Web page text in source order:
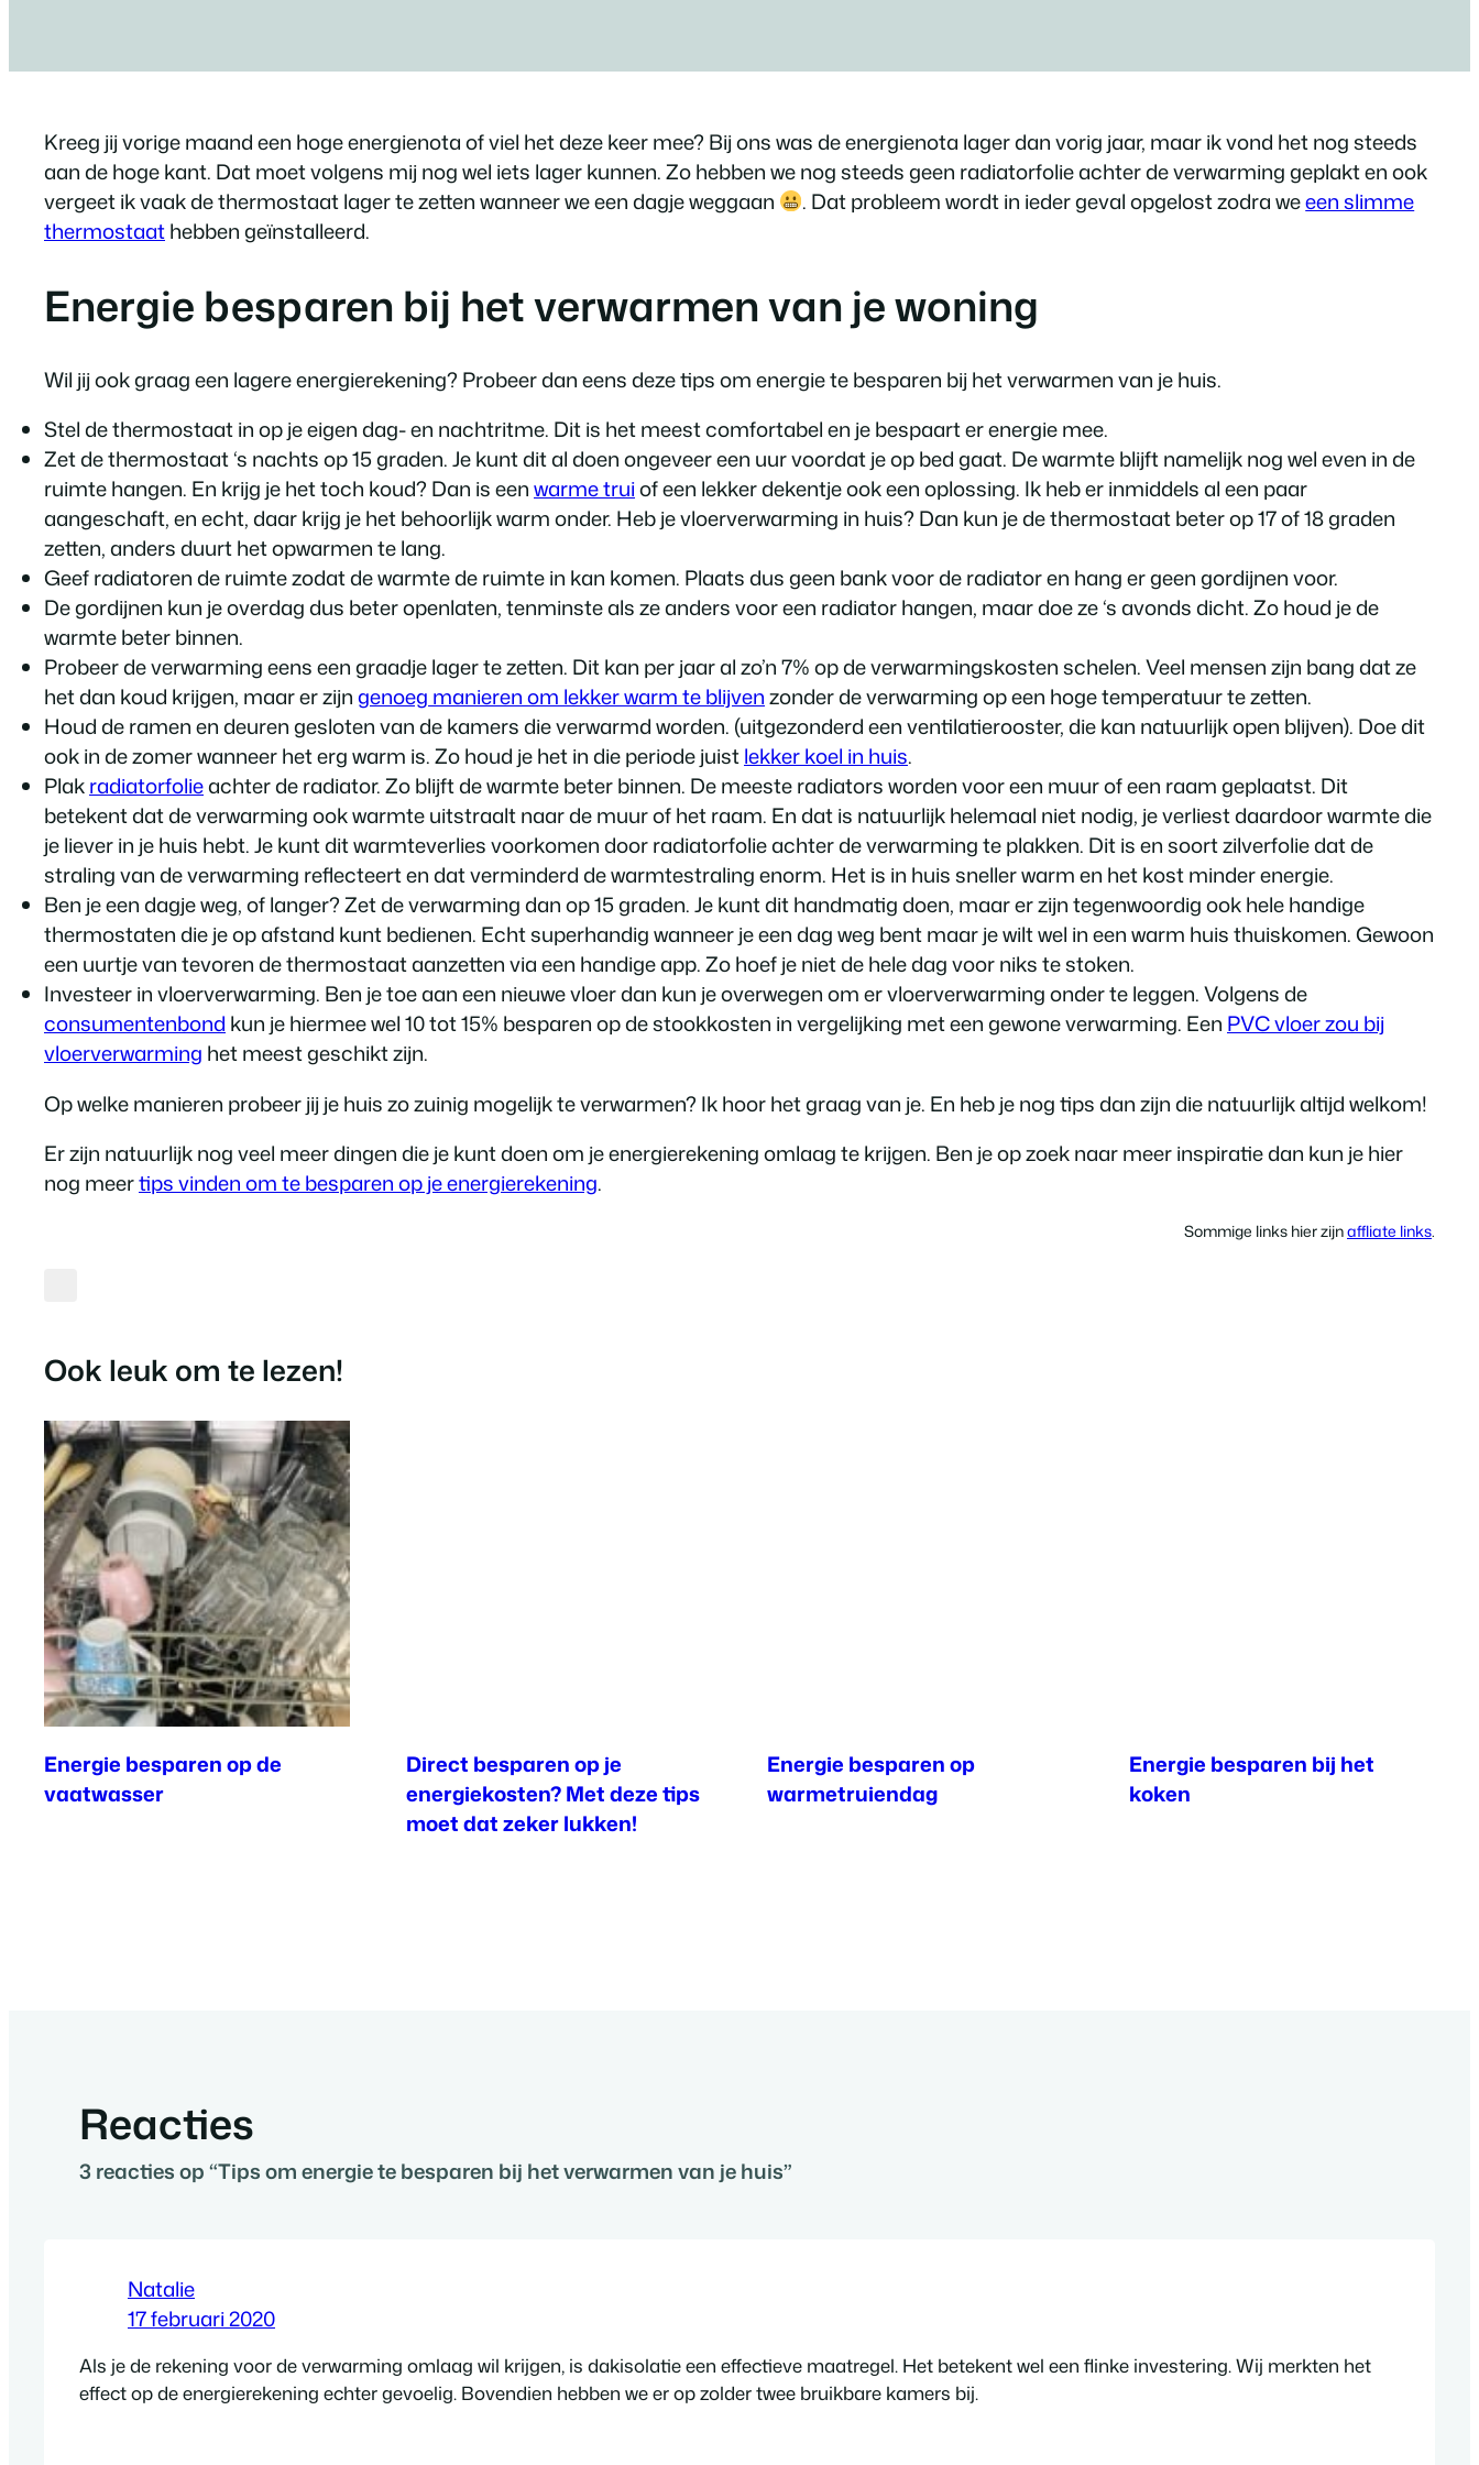
Kreeg jij vorige maand een hoge energienota of viel het deze keer mee? Bij ons was de energienota lager dan vorig jaar, maar ik vond het nog steeds
aan de hoge kant. Dat moet volgens mij nog wel iets lager kunnen. Zo hebben we nog steeds geen radiatorfolie achter de verwarming geplakt en ook
vergeet ik vaak de thermostaat lager te zetten wanneer we een dagje weggaan
. Dat probleem wordt in ieder geval opgelost zodra weeen slimme
thermostaathebben geïnstalleerd.
Energie besparen bij het verwarmen van je woning
Wil jij ook graag een lagere energierekening? Probeer dan eens deze tips om energie te besparen bij het verwarmen van je huis.
Stel de thermostaat in op je eigen dag- en nachtritme. Dit is het meest comfortabel en je bespaart er energie mee.
Zet de thermostaat ‘s nachts op 15 graden. Je kunt dit al doen ongeveer een uur voordat je op bed gaat. De warmte blijft namelijk nog wel even in de
ruimte hangen. En krijg je het toch koud? Dan is eenwarme truiof een lekker dekentje ook een oplossing. Ik heb er inmiddels al een paar
aangeschaft, en echt, daar krijg je het behoorlijk warm onder. Heb je vloerverwarming in huis? Dan kun je de thermostaat beter op 17 of 18 graden
zetten, anders duurt het opwarmen te lang.
Geef radiatoren de ruimte zodat de warmte de ruimte in kan komen. Plaats dus geen bank voor de radiator en hang er geen gordijnen voor.
De gordijnen kun je overdag dus beter openlaten, tenminste als ze anders voor een radiator hangen, maar doe ze ‘s avonds dicht. Zo houd je de
warmte beter binnen.
Probeer de verwarming eens een graadje lager te zetten. Dit kan per jaar al zo’n 7% op de verwarmingskosten schelen. Veel mensen zijn bang dat ze
het dan koud krijgen, maar er zijngenoeg manieren om lekker warm te blijvenzonder de verwarming op een hoge temperatuur te zetten.
Houd de ramen en deuren gesloten van de kamers die verwarmd worden. (uitgezonderd een ventilatierooster, die kan natuurlijk open blijven). Doe dit
ook in de zomer wanneer het erg warm is. Zo houd je het in die periode juistlekker koel in huis.
Plakradiatorfolieachter de radiator. Zo blijft de warmte beter binnen. De meeste radiators worden voor een muur of een raam geplaatst. Dit
betekent dat de verwarming ook warmte uitstraalt naar de muur of het raam. En dat is natuurlijk helemaal niet nodig, je verliest daardoor warmte die
je liever in je huis hebt. Je kunt dit warmteverlies voorkomen door radiatorfolie achter de verwarming te plakken. Dit is en soort zilverfolie dat de
straling van de verwarming reflecteert en dat verminderd de warmtestraling enorm. Het is in huis sneller warm en het kost minder energie.
Ben je een dagje weg, of langer? Zet de verwarming dan op 15 graden. Je kunt dit handmatig doen, maar er zijn tegenwoordig ook hele handige
thermostaten die je op afstand kunt bedienen. Echt superhandig wanneer je een dag weg bent maar je wilt wel in een warm huis thuiskomen. Gewoon
een uurtje van tevoren de thermostaat aanzetten via een handige app. Zo hoef je niet de hele dag voor niks te stoken.
Investeer in vloerverwarming. Ben je toe aan een nieuwe vloer dan kun je overwegen om er vloerverwarming onder te leggen. Volgens de
consumentenbond kun je hiermee wel 10 tot 15% besparen op de stookkosten in vergelijking met een gewone verwarming. Een PVC vloer zou bij
vloerverwarming het meest geschikt zijn.
Op welke manieren probeer jij je huis zo zuinig mogelijk te verwarmen? Ik hoor het graag van je. En heb je nog tips dan zijn die natuurlijk altijd welkom!
Er zijn natuurlijk nog veel meer dingen die je kunt doen om je energierekening omlaag te krijgen. Ben je op zoek naar meer inspiratie dan kun je hier
nog meertips vinden om te besparen op je energierekening.
Sommige links hier zijnaffliate links.
Ook leuk om te lezen!
Energie besparen op de
vaatwasser
Direct besparen op je
energiekosten? Met deze tips
moet dat zeker lukken!
Energie besparen op
warmetruiendag
Energie besparen bij het
koken
Reacties
3 reacties op “Tips om energie te besparen bij het verwarmen van je huis”
Natalie
17 februari 2020
Als je de rekening voor de verwarming omlaag wil krijgen, is dakisolatie een effectieve maatregel. Het betekent wel een flinke investering. Wij merkten het
effect op de energierekening echter gevoelig. Bovendien hebben we er op zolder twee bruikbare kamers bij.